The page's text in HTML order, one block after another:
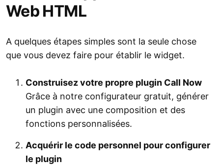
Web HTML
A quelques étapes simples sont la seule chose
que vous devez faire pour établir le widget.
Construisez votre propre plugin Call Now
Grâce à notre configurateur gratuit, générer
un plugin avec une composition et des
fonctions personnalisées.
Acquérir le code personnel pour configurer
le plugin